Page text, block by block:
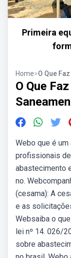
Primeira
Home>O Que
O Que
Webo que é
profissionais
abastecimento
no.
(cesama): A
e as
Websaiba o
lei nº 14. 026/
sobre